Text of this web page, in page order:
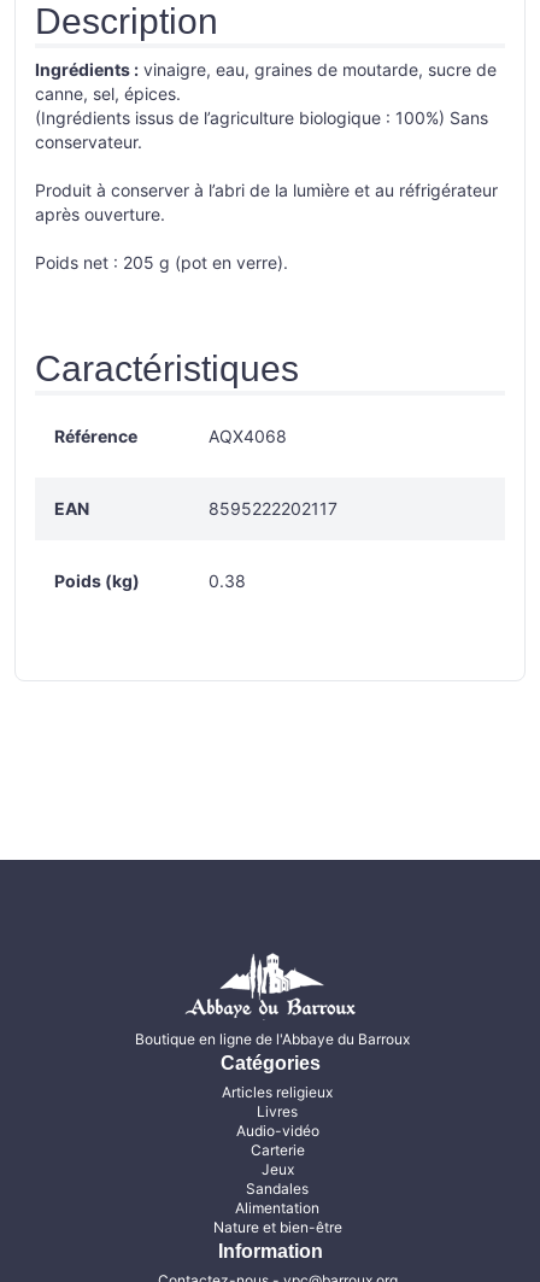
Description
Ingrédients : vinaigre, eau, graines de moutarde, sucre de
canne, sel, épices.
(Ingrédients issus de l’agriculture biologique : 100%) Sans
conservateur.
Produit à conserver à l’abri de la lumière et au réfrigérateur
après ouverture.
Poids net : 205 g (pot en verre).
Caractéristiques
Référence AQX4068
EAN 8595222202117
Poids (kg) 0.38
Boutique en ligne de l'Abbaye du Barroux
Catégories
Articles religieux
Livres
Audio-vidéo
Carterie
Jeux
Sandales
Alimentation
Nature et bien-être
Information